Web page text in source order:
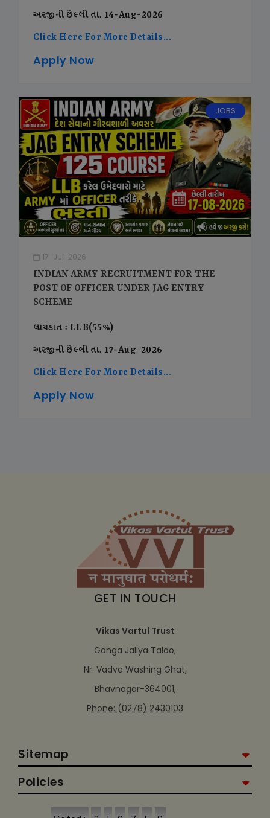
અરજીની છેલ્લી તા. 14-Aug-2026
Click Here For More Details...
Apply Now
JOBS
17-Jul-2026
INDIAN ARMY RECRUITMENT FOR THE
POST OF OFFICER UNDER JAG ENTRY
SCHEME
લાયકાત : LLB(55%)
અરજીની છેલ્લી તા. 17-Aug-2026
Click Here For More Details...
Apply Now
GET IN TOUCH
Vikas Vartul Trust
Ganga Jaliya Talao,
Nr. Vadva Washing Ghat,
Bhavnagar-364001,
Phone: (0278) 2430103
Sitemap
Policies